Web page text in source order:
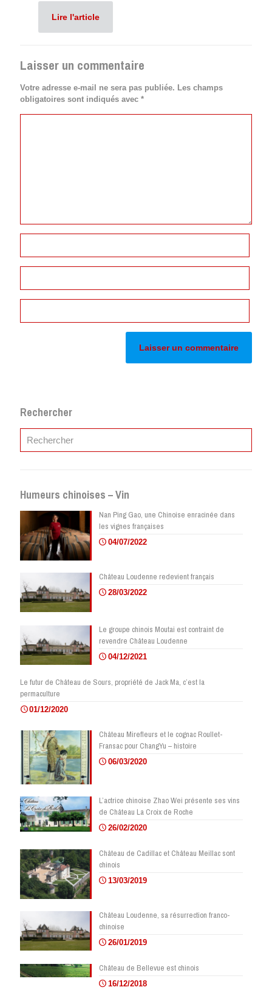
Lire l'article
Laisser un commentaire
Votre adresse e-mail ne sera pas publiée. Les champs
obligatoires sont indiqués avec *
Rechercher
Humeurs chinoises – Vin
Nan Ping Gao, une Chinoise enracinée dans
les vignes françaises
04/07/2022
Château Loudenne redevient français
28/03/2022
Le groupe chinois Moutai est contraint de
revendre Château Loudenne
04/12/2021
Le futur de Château de Sours, propriété de Jack Ma, c’est la
permaculture
01/12/2020
Château Mirefleurs et le cognac Roullet-
Fransac pour ChangYu – histoire
06/03/2020
L’actrice chinoise Zhao Wei présente ses vins
de Château La Croix de Roche
26/02/2020
Château de Cadillac et Château Meillac sont
chinois
13/03/2019
Château Loudenne, sa résurrection franco-
chinoise
26/01/2019
Château de Bellevue est chinois
16/12/2018